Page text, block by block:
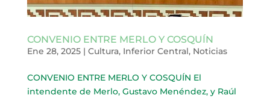
CONVENIO ENTRE MERLO Y COSQUÍN
Ene 28, 2025| Cultura, Inferior Central, Noticias
CONVENIO ENTRE MERLO Y COSQUÍN El
intendente de Merlo, Gustavo Menéndez, y Raúl